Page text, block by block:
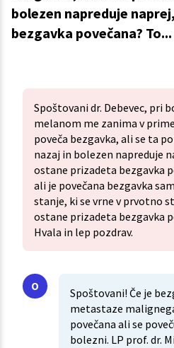
bolezen napreduje
bezgavka povečana? To...
Spoštovani dr. Debevec, pri
melanom me zanima v
poveča bezgavka, ali se ta
nazaj in bolezen napreduje
ostane prizadeta bezgavka
ali je povečana bezgavka
stanje, ki se vrne v prvotno
ostane prizadeta bezgavka
Hvala in lep pozdrav.
Spoštovani! Če je
metastaze
povečana ali se
bolezni. LP prof. dr.